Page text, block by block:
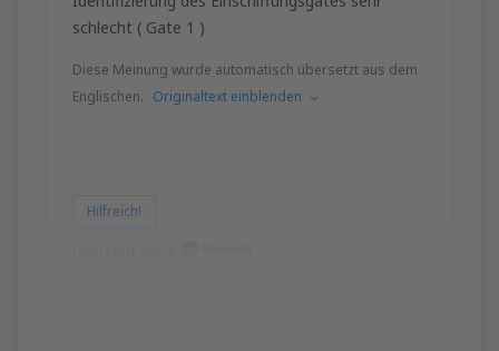
schlecht ( Gate 1 )
Diese Meinung wurde automatisch übersetzt aus dem
Englischen. Originaltext einblenden
Hilfreich!